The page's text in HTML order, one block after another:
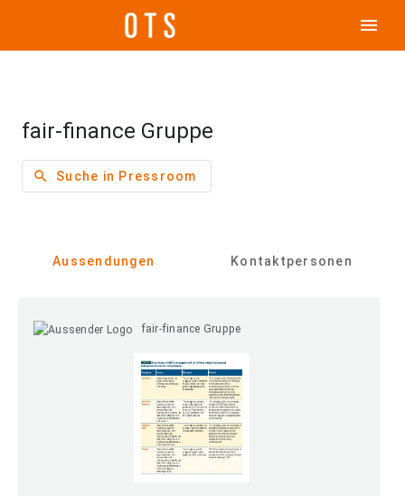
menu
fair-finance Gruppe
search Suche in Pressroom
Aussendungen Kontaktpersonen
fair-finance Gruppe